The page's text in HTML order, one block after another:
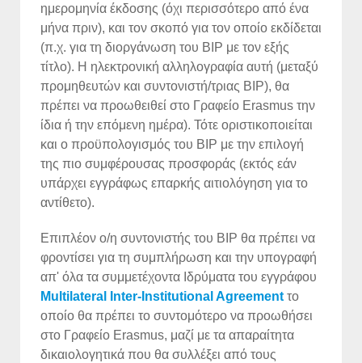
ημερομηνία έκδοσης (όχι περισσότερο από ένα
μήνα πριν), και τον σκοπό για τον οποίο εκδίδεται
(π.χ. για τη διοργάνωση του ΒΙΡ με τον εξής
τίτλο). Η ηλεκτρονική αλληλογραφία αυτή (μεταξύ
προμηθευτών και συντονιστή/τριας ΒΙΡ), θα
πρέπει να προωθειθεί στο Γραφείο Erasmus την
ίδια ή την επόμενη ημέρα). Τότε οριστικοποιείται
και ο προϋπολογισμός του ΒΙΡ με την επιλογή
της πιο συμφέρουσας προσφοράς (εκτός εάν
υπάρχει εγγράφως επαρκής αιτιολόγηση για το
αντίθετο).
Επιπλέον ο/η συντονιστής του ΒΙΡ θα πρέπει να
φροντίσει για τη συμπλήρωση και την υπογραφή
απ' όλα τα συμμετέχοντα Ιδρύματα του εγγράφου
Multilateral Inter-Institutional Agreement το
οποίο θα πρέπει το συντομότερο να προωθήσει
στο Γραφείο Erasmus, μαζί με τα απαραίτητα
δικαιολογητικά που θα συλλέξει από τους